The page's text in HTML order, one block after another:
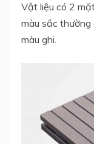
Vật liệu có 2
màu sắc thường
màu ghi.